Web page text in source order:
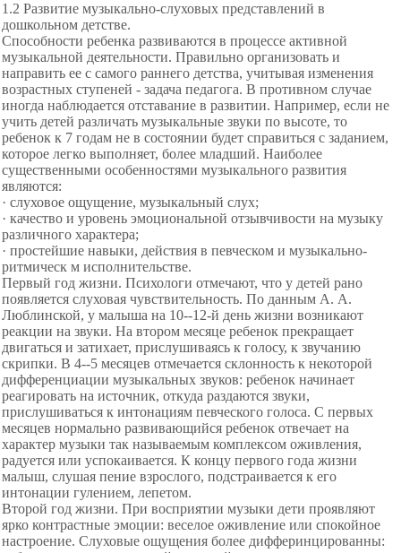
1.2 Развитие музыкально-слуховых представлений в
дошкольном детстве.
Способности ребенка развиваются в процессе активной
музыкальной деятельности. Правильно организовать и
направить ее с самого раннего детства, учитывая изменения
возрастных ступеней - задача педагога. В противном случае
иногда наблюдается отставание в развитии. Например, если не
учить детей различать музыкальные звуки по высоте, то
ребенок к 7 годам не в состоянии будет справиться с заданием,
которое легко выполняет, более младший. Наиболее
существенными особенностями музыкального развития
являются:
· слуховое ощущение, музыкальный слух;
· качество и уровень эмоциональной отзывчивости на музыку
различного характера;
· простейшие навыки, действия в певческом и музыкально-
ритмическ м исполнительстве.
Первый год жизни. Психологи отмечают, что у детей рано
появляется слуховая чувствительность. По данным А. А.
Люблинской, у малыша на 10--12-й день жизни возникают
реакции на звуки. На втором месяце ребенок прекращает
двигаться и затихает, прислушиваясь к голосу, к звучанию
скрипки. В 4--5 месяцев отмечается склонность к некоторой
дифференциации музыкальных звуков: ребенок начинает
реагировать на источник, откуда раздаются звуки,
прислушиваться к интонациям певческого голоса. С первых
месяцев нормально развивающийся ребенок отвечает на
характер музыки так называемым комплексом оживления,
радуется или успокаивается. К концу первого года жизни
малыш, слушая пение взрослого, подстраивается к его
интонации гулением, лепетом.
Второй год жизни. При восприятии музыки дети проявляют
ярко контрастные эмоции: веселое оживление или спокойное
настроение. Слуховые ощущения более дифферинцированны: